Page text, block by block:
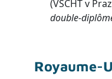
(VŠCHT v
double-
Royaume-